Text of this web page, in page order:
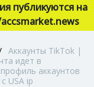
публикуются на
Аккаунты TikTok |
идет в
аккаунтов
USA ip